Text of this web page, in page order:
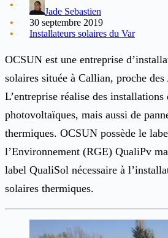
Jade Sebastien
30 septembre 2019
Installateurs solaires du Var
OCSUN est une entreprise
solaires située à Callian, proche
L’entreprise réalise des installations
photovoltaïques, mais aussi de
thermiques. OCSUN possède le
l’Environnement (RGE) QualiPv
label QualiSol nécessaire à
solaires thermiques.